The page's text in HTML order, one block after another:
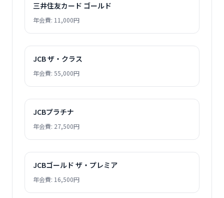
三井住友カード ゴールド
年会費: 11,000円
JCB ザ・クラス
年会費: 55,000円
JCBプラチナ
年会費: 27,500円
JCBゴールド ザ・プレミア
年会費: 16,500円